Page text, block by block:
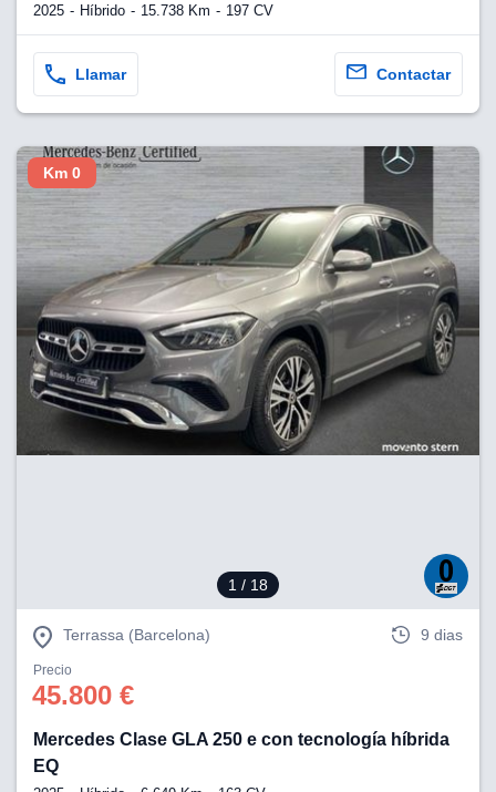
2025 Híbrido 15.738 Km 197 CV
Llamar Contactar
1 / 18
Km 0
Terrassa (Barcelona) 9 dias
Precio
45.800 €
Mercedes Clase GLA 250 e con tecnología híbrida
EQ